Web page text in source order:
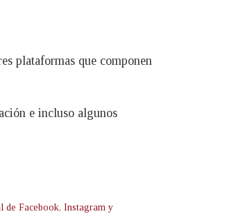
plataformas que componen
e incluso algunos
de Facebook, Instagram y